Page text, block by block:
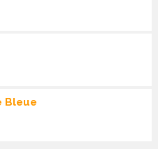
Bleue